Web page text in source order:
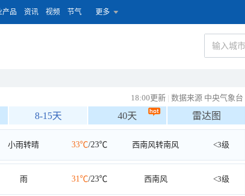
产品 资讯 视频 节气 更多
18:00更新 | 数据来源 中央气象台
8-15天 40天 雷达图
小雨转晴 33℃/23℃ 西南风转南风 <3级
雨 31℃/23℃ 西南风 <3级